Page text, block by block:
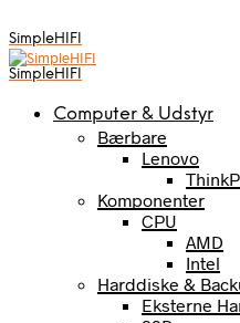
SimpleHIFI
SimpleHIFI
Computer & Udstyr
Bærbare
Lenovo
Komponenter
CPU
AMD
Intel
Harddiske &
Eksterne